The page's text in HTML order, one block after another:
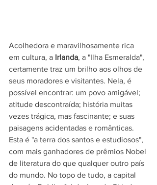
Acolhedora e maravilhosamente rica
em cultura, a Irlanda, a "Ilha Esmeralda",
certamente traz um brilho aos olhos de
seus moradores e visitantes. Nela, é
possível encontrar: um povo amigável;
atitude descontraída; história muitas
vezes trágica, mas fascinante; e suas
paisagens acidentadas e românticas.
Esta é "a terra dos santos e estudiosos",
com mais ganhadores de prêmios Nobel
de literatura do que qualquer outro país
do mundo. No topo de tudo, a capital